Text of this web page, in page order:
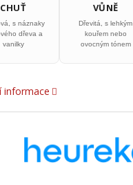
CHUŤ
s náznaky
dřeva a
vanilky
VŮNĚ
Dřevitá, s lehkým
kouřem nebo
ovocným tónem
informace